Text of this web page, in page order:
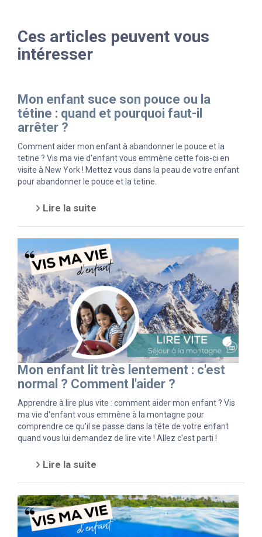
Ces articles peuvent vous
intéresser
Mon enfant suce son pouce ou la
tétine : quand et pourquoi faut-il
arrêter ?
Comment aider mon enfant à abandonner le pouce et la
tetine ? Vis ma vie d'enfant vous emmène cette fois-ci en
visite à New York ! Mettez vous dans la peau de votre enfant
pour abandonner le pouce et la tetine.
Lire la suite
Mon enfant lit très lentement : c'est
normal ? Comment l'aider ?
Apprendre à lire plus vite : comment aider mon enfant ? Vis
ma vie d'enfant vous emmène à la montagne pour
comprendre ce qu'il se passe dans la tête de votre enfant
quand vous lui demandez de lire vite ! Allez c'est parti !
Lire la suite